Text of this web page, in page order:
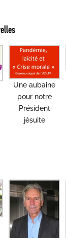
Une aubaine
pour notre
Président
jésuite